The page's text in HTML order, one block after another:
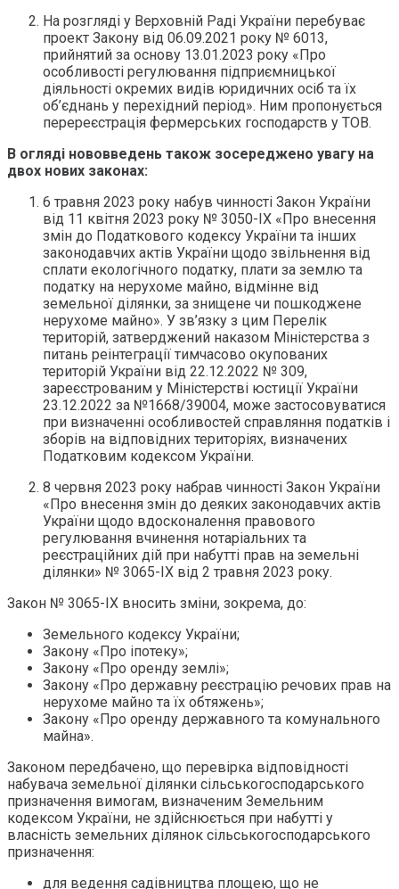
На розгляді у Верховній Раді України перебуває
проект Закону від 06.09.2021 року № 6013,
прийнятий за основу 13.01.2023 року «Про
особливості регулювання підприємницької
діяльності окремих видів юридичних осіб та їх
об’єднань у перехідний період». Ним пропонується
перереєстрація фермерських господарств у ТОВ.
В огляді нововведень також зосереджено увагу на
двох нових законах:
6 травня 2023 року набув чинності Закон України
від 11 квітня 2023 року № 3050-ІХ «Про внесення
змін до Податкового кодексу України та інших
законодавчих актів України щодо звільнення від
сплати екологічного податку, плати за землю та
податку на нерухоме майно, відмінне від
земельної ділянки, за знищене чи пошкоджене
нерухоме майно». У зв’язку з цим Перелік
територій, затверджений наказом Міністерства з
питань реінтеграції тимчасово окупованих
територій України від 22.12.2022 № 309,
зареєстрованим у Міністерстві юстиції України
23.12.2022 за №1668/39004, може застосовуватися
при визначенні особливостей справляння податків і
зборів на відповідних територіях, визначених
Податковим кодексом України.
8 червня 2023 року набрав чинності Закон України
«Про внесення змін до деяких законодавчих актів
України щодо вдосконалення правового
регулювання вчинення нотаріальних та
реєстраційних дій при набутті прав на земельні
ділянки» № 3065-IX від 2 травня 2023 року.
Закон № 3065-ІХ вносить зміни, зокрема, до:
Земельного кодексу України;
Закону «Про іпотеку»;
Закону «Про оренду землі»;
Закону «Про державну реєстрацію речових прав на
нерухоме майно та їх обтяжень»;
Закону «Про оренду державного та комунального
майна».
Законом передбачено, що перевірка відповідності
набувача земельної ділянки сільськогосподарського
призначення вимогам, визначеним Земельним
кодексом України, не здійснюється при набутті у
власність земельних ділянок сільськогосподарського
призначення:
для ведення садівництва площею, що не